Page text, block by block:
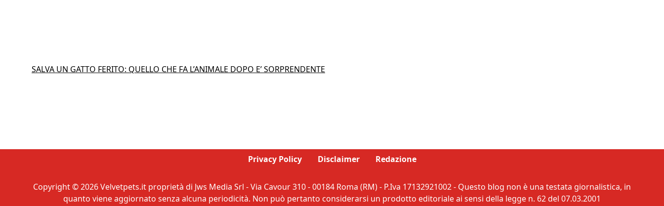
SALVA UN GATTO FERITO: QUELLO CHE FA L’ANIMALE DOPO E’ SORPRENDENTE
Privacy Policy Disclaimer Redazione
Copyright © 2026 Velvetpets.it proprietà di Jws Media Srl - Via Cavour 310 - 00184 Roma (RM) - P.Iva 17132921002 - Questo blog non è una testata giornalistica, in
quanto viene aggiornato senza alcuna periodicità. Non può pertanto considerarsi un prodotto editoriale ai sensi della legge n. 62 del 07.03.2001